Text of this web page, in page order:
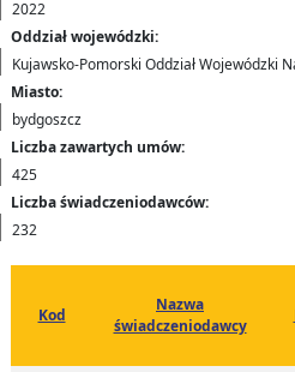
2022
Oddział wojewódzki:
Kujawsko-Pomorski Oddział Wojewódzki
Miasto:
bydgoszcz
Liczba zawartych umów:
425
Liczba świadczeniodawców:
232
Kod
Nazwa
świadczeniodawcy